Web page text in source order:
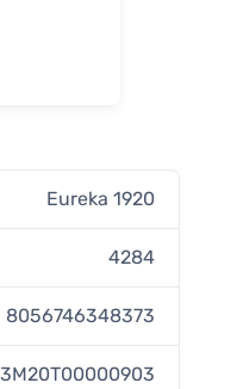
Eureka 1920
4284
8056746348373